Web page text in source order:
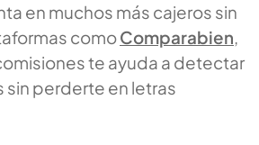
en muchos más cajeros sin
comoComparabien
te ayuda a detectar
sin perderte en letras